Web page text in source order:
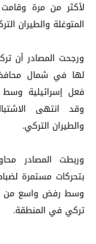
لأكثر من مرة وقامت
المتوغلة والطيران
ورجحت المصادر أن
لها في شمال
فعل إسرائيلية وسط
وقد انتهى
والطيران التركي.
وربطت المصادر
بتحركات مستمرة
وسط رفض واسع من
تركي في المنطقة.